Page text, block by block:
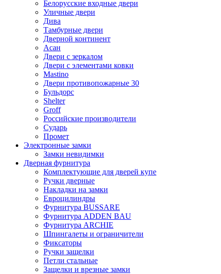
Белорусские входные двери
Уличные двери
Дива
Тамбурные двери
Дверной континент
Асан
Двери с зеркалом
Двери с элементами ковки
Mastino
Двери противопожарные 30
Бульдорс
Shelter
Groff
Российские производители
Сударь
Промет
Электронные замки
Замки невидимки
Дверная фурнитура
Комплектующие для дверей купе
Ручки дверные
Накладки на замки
Евроцилиндры
Фурнитура BUSSARE
Фурнитура ADDEN BAU
Фурнитура ARCHIE
Шпингалеты и ограничители
Фиксаторы
Ручки защелки
Петли стальные
Защелки и врезные замки